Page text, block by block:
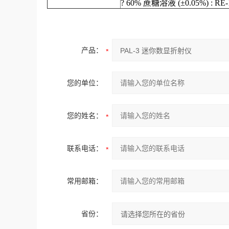
? 60% 蔗糖溶液 (±0.05%) :
产品：
您的单位：
您的姓名：
联系电话：
常用邮箱：
省份：